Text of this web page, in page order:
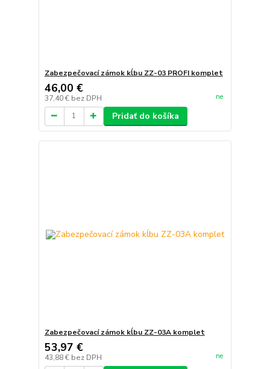
Zabezpečovací zámok kĺbu ZZ-03 PROFI komplet
46,00 €
37,40 € bez DPH ne
Pridať do košíka
Zabezpečovací zámok kĺbu ZZ-03A komplet
53,97 €
43,88 € bez DPH ne